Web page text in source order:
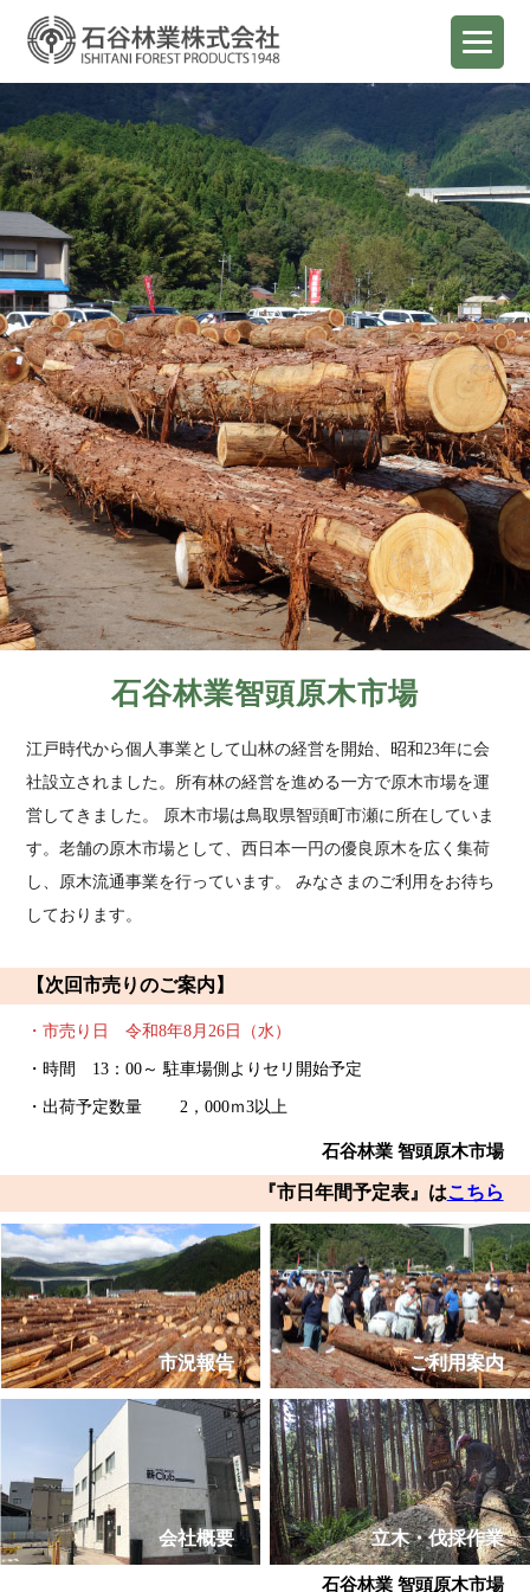
石谷林業智頭原木市場
江戸時代から個人事業として山林の経営を開始、昭和23年に会
社設立されました。所有林の経営を進める一方で原木市場を運
営してきました。 原木市場は鳥取県智頭町市瀬に所在していま
す。老舗の原木市場として、西日本一円の優良原木を広く集荷
し、原木流通事業を行っています。 みなさまのご利用をお待ち
しております。
【次回市売りのご案内】
・市売り日 令和8年8月26日（水）
・時間 13：00～ 駐車場側よりセリ開始予定
・出荷予定数量 2，000ｍ3以上
石谷林業 智頭原木市場
『市日年間予定表』はこちら
市況報告 ご利用案内
会社概要 立木・伐採作業
石谷林業 智頭原木市場